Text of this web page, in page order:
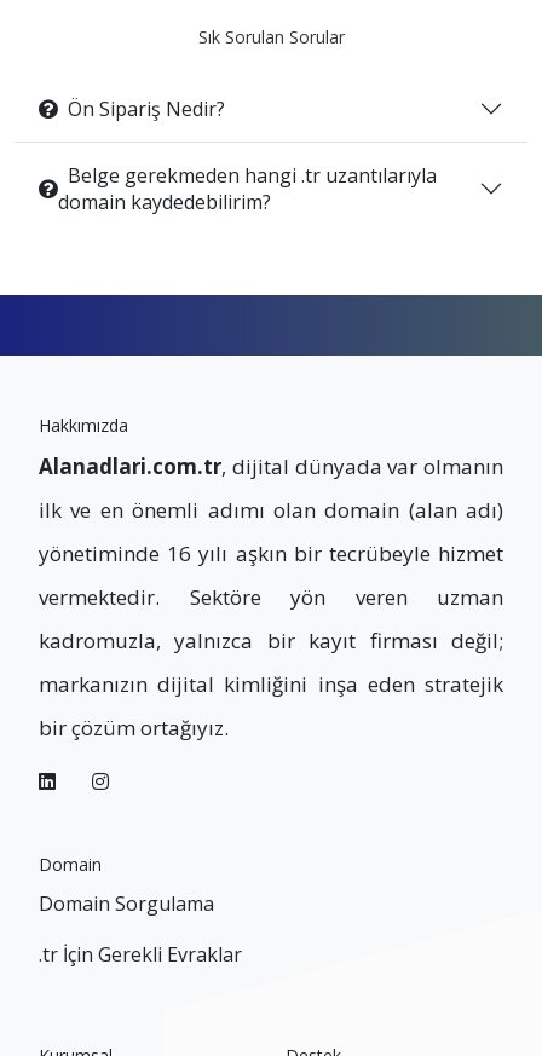
Sık Sorulan Sorular
Ön Sipariş Nedir?
Belge gerekmeden hangi .tr uzantılarıyla
domain kaydedebilirim?
Hakkımızda
Alanadlari.com.tr, dijital dünyada var olmanın
ilk ve en önemli adımı olan domain (alan adı)
yönetiminde 16 yılı aşkın bir tecrübeyle hizmet
vermektedir. Sektöre yön veren uzman
kadromuzla, yalnızca bir kayıt firması değil;
markanızın dijital kimliğini inşa eden stratejik
bir çözüm ortağıyız.
Domain
Domain Sorgulama
.tr İçin Gerekli Evraklar